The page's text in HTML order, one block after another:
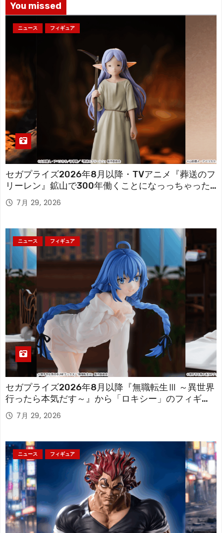
You missed
ニュース フィギュア
セガプライズ2026年8月以降・TVアニメ『葬送のフ
リーレン』鉱山で300年働くことになっっちゃった
「フリーレン」を立体化！
7月 29, 2026
ニュース フィギュア
セガプライズ2026年8月以降『無職転生Ⅲ ～異世界
行ったら本気だす～』から「ロキシー」のフィギュ
アが登場！
7月 29, 2026
ニュース フィギュア